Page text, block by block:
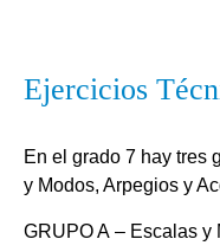
Ejercicios
En el grado 7 hay tres
y Modos, Arpegios y
GRUPO A – Escalas y